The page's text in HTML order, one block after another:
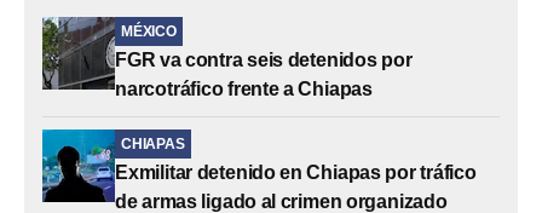
MÉXICO
FGR va contra seis detenidos por
narcotráfico frente a Chiapas
CHIAPAS
Exmilitar detenido en Chiapas por tráfico
de armas ligado al crimen organizado